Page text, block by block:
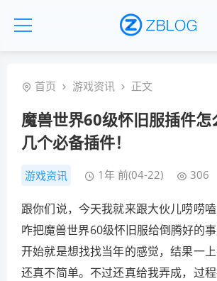
首页 游戏资讯 正文
魔兽世界60级怀旧服插件怎
几个必备插件！
游戏资讯 1年 前(04-22) 306
跟你们说，今天我就来跟大伙儿唠唠
咋把魔兽世界60级怀旧服给倒腾好的
开始就是想找找当年的感觉，结果一
还真不简单。不过还真给我弄成，过程